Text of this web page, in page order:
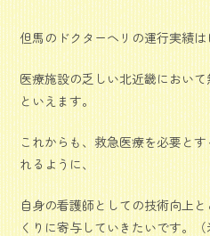
但馬のドクターヘリの運行実績
医療施設の乏しい北近畿におい
といえます。
これからも、救急医療を必要と
れるように、
自身の看護師としての技術向上
くりに寄与していきたいです。（